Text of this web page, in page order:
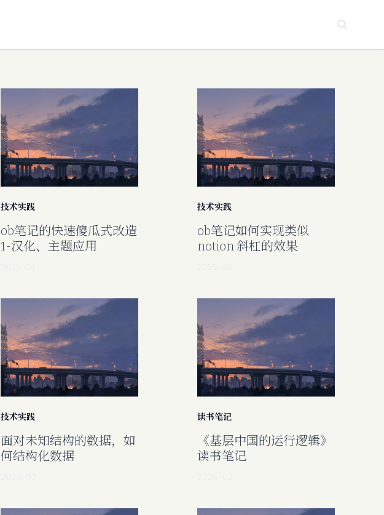
技术实践
ob笔记的快速傻瓜式改造
1-汉化、主题应用
技术实践
ob笔记如何实现类似
notion 斜杠的效果
技术实践
面对未知结构的数据，如
何结构化数据
读书笔记
《基层中国的运行逻辑》
读书笔记